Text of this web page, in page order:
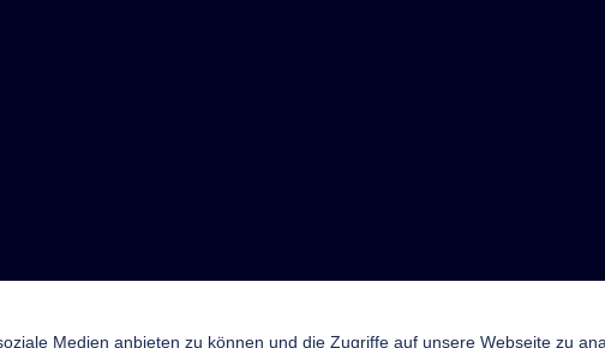
Medien anbieten zu können und die Zugriffe auf unsere Webseite zu